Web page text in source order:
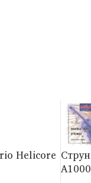
Helicorе
A1000